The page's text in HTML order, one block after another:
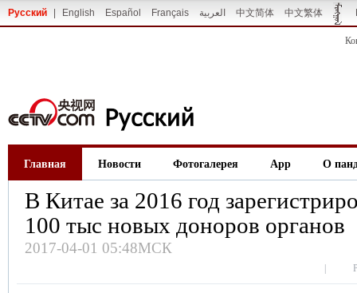
Русский English Español Français العربية 中文简体 中文繁体
Главная Новости Фотогалерея App О
В Китае за 2016 год
100 тыс новых доноров органов
2017-04-01 05:48МСК